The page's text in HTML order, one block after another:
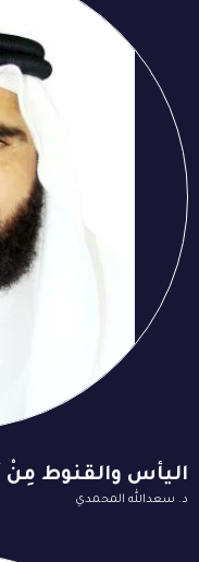
اليأس والقنوط مِنْ
د. سعدالله المحمدي